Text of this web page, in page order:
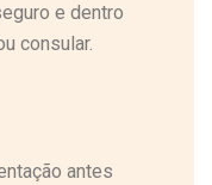
e dentro
consular.
antes